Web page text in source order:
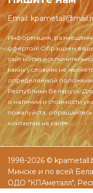
Email:
1998-2026 ©
Минске и по всей
ОДО "КПАметалл",